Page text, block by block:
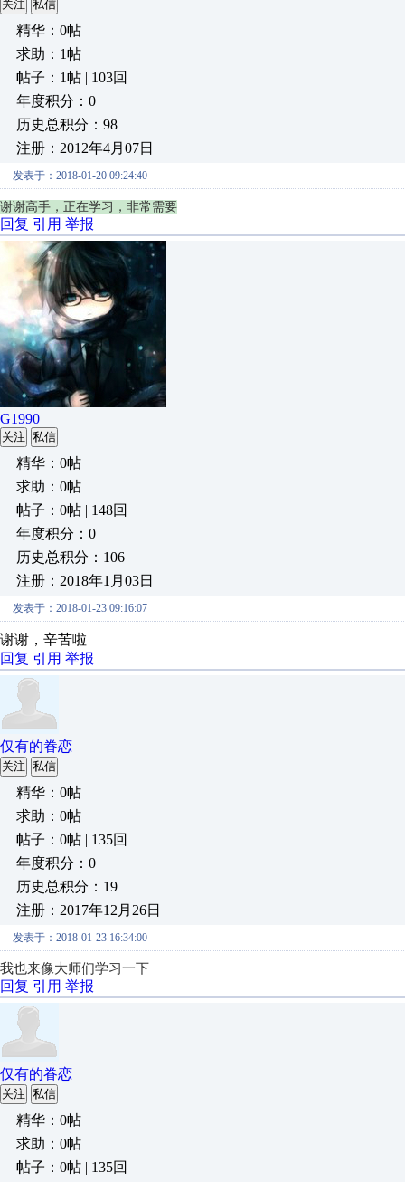
关注 私信
精华：0帖
求助：1帖
帖子：1帖 | 103回
年度积分：0
历史总积分：98
注册：2012年4月07日
发表于：2018-01-20 09:24:40
谢谢高手，正在学习，非常需要
回复 引用 举报
G1990
关注 私信
精华：0帖
求助：0帖
帖子：0帖 | 148回
年度积分：0
历史总积分：106
注册：2018年1月03日
发表于：2018-01-23 09:16:07
谢谢，辛苦啦
回复 引用 举报
仅有的眷恋
关注 私信
精华：0帖
求助：0帖
帖子：0帖 | 135回
年度积分：0
历史总积分：19
注册：2017年12月26日
发表于：2018-01-23 16:34:00
我也来像大师们学习一下
回复 引用 举报
仅有的眷恋
关注 私信
精华：0帖
求助：0帖
帖子：0帖 | 135回